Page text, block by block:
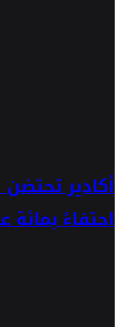
احتفاءً بمائة